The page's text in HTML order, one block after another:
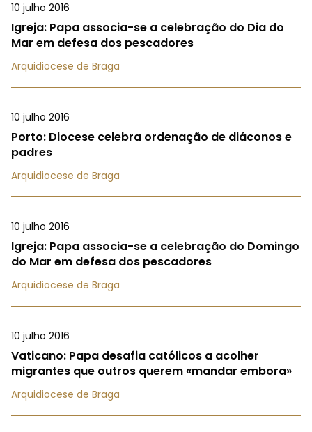
10 julho 2016
Igreja: Papa associa-se a celebração do Dia do
Mar em defesa dos pescadores
Arquidiocese de Braga
10 julho 2016
Porto: Diocese celebra ordenação de diáconos e
padres
Arquidiocese de Braga
10 julho 2016
Igreja: Papa associa-se a celebração do Domingo
do Mar em defesa dos pescadores
Arquidiocese de Braga
10 julho 2016
Vaticano: Papa desafia católicos a acolher
migrantes que outros querem «mandar embora»
Arquidiocese de Braga